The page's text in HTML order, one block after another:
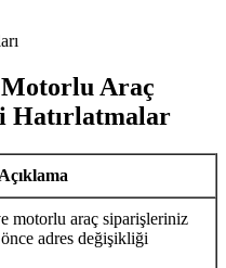
Motorlu Araç
Hatırlatmalar
Açıklama
motorlu araç siparişleriniz
adres değişikliği